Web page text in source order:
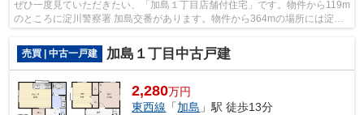
ぜひ一度見ていただきたい、「加島１丁目店舗付住宅」です。物件から119m
のところに淀川警察署 加島交番があります。物件から364mの場所には淀川
売買 | 中古一戸建
加島１丁目中古戸建
2,280万円
東西線 「加島 」駅 徒歩13分